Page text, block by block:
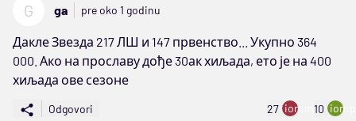
G ga pre oko 1 godinu
Дакле Звезда 217 ЛШ и 147 првенство... Укупно 364
000. Ако на прославу дође 30ак хиљада, ето је на 400
хиљада ове сезоне
Odgovori 27 ion:minus
10